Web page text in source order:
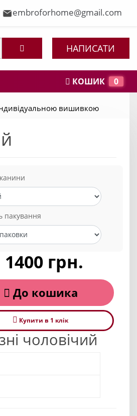
embroforhome@gmail.com
НАПИСАТИ
КОШИК 0
вишивкою
пакування
1400 грн.
До кошика
Купити в 1 клiк
чоловічий